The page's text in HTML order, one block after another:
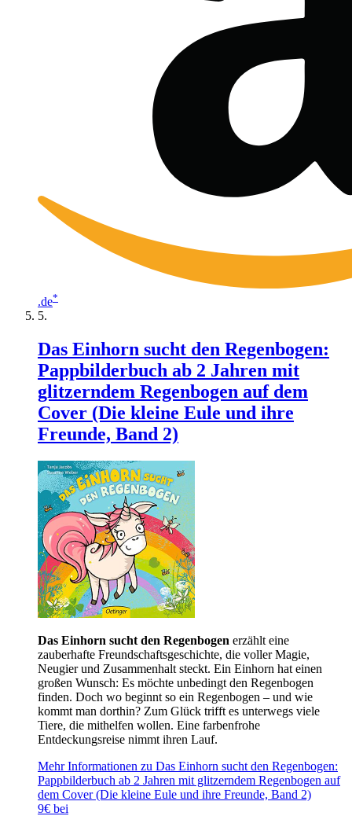
.de*
Das Einhorn sucht den Regenbogen:
Pappbilderbuch ab 2 Jahren mit
glitzerndem Regenbogen auf dem
Cover (Die kleine Eule und ihre
Freunde, Band 2)
Das Einhorn sucht den Regenbogen erzählt eine
zauberhafte Freundschaftsgeschichte, die voller Magie,
Neugier und Zusammenhalt steckt. Ein Einhorn hat einen
großen Wunsch: Es möchte unbedingt den Regenbogen
finden. Doch wo beginnt so ein Regenbogen – und wie
kommt man dorthin? Zum Glück trifft es unterwegs viele
Tiere, die mithelfen wollen. Eine farbenfrohe
Entdeckungsreise nimmt ihren Lauf.
Mehr Informationen zu Das Einhorn sucht den Regenbogen:
Pappbilderbuch ab 2 Jahren mit glitzerndem Regenbogen auf
dem Cover (Die kleine Eule und ihre Freunde, Band 2)
9€ bei